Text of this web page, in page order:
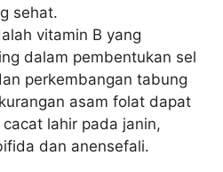
sehat.
vitamin B yang
dalam pembentukan sel
perkembangan tabung
asam folat dapat
lahir pada janin,
dan anensefali.